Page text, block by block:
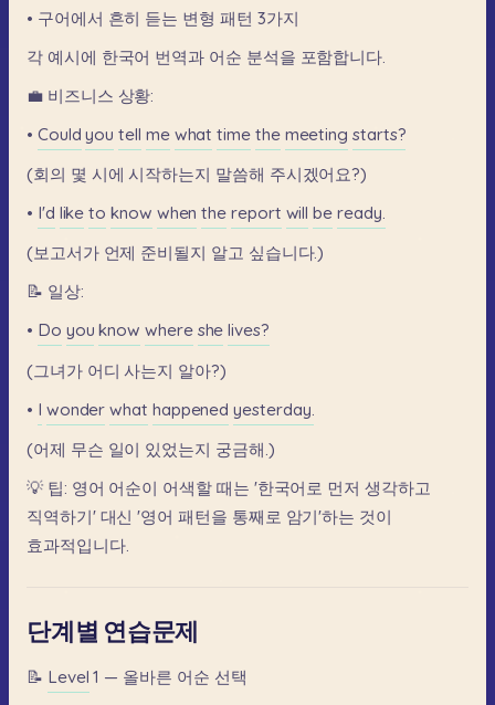
• 구어에서 흔히 듣는 변형 패턴 3가지
각 예시에 한국어 번역과 어순 분석을 포함합니다.
💼 비즈니스 상황:
• Could you tell me what time the meeting starts?
(회의 몇 시에 시작하는지 말씀해 주시겠어요?)
• I'd like to know when the report will be ready.
(보고서가 언제 준비될지 알고 싶습니다.)
📝 일상:
• Do you know where she lives?
(그녀가 어디 사는지 알아?)
• I wonder what happened yesterday.
(어제 무슨 일이 있었는지 궁금해.)
💡 팁: 영어 어순이 어색할 때는 '한국어로 먼저 생각하고
직역하기' 대신 '영어 패턴을 통째로 암기'하는 것이
효과적입니다.
단계별 연습문제
📝 Level 1 — 올바른 어순 선택